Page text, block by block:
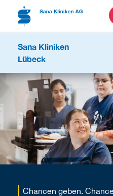
Sana Kliniken
Lübeck
Chancen geben.